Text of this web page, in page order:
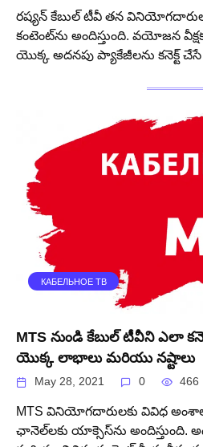
రష్యన్ కేబుల్ టీవీ తన
కంటెంట్‌ను అందిస్తుంది. వయోజన
యొక్క అదనపు ప్యాకేజీలను కనెక్ట్
КАБЕЛЬНОЕ ТВ
MTS నుండి కేబుల్ టీవీని ఎలా
యొక్క లాభాలు మరియు నష్టాలు
May 28, 2021 0 466
MTS వినియోగదారులకు వివిధ
ఛానెల్‌లకు యాక్సెస్‌ను అందిస్తుంది.